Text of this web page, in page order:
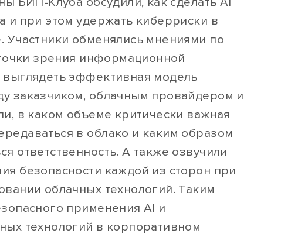
и при этом удержать киберриски в
Участники обменялись мнениями по
зрения информационной
эффективная модель
заказчиком, облачным провайдером и
в каком объеме критически важная
в облако и каким образом
ответственность. А также озвучили
безопасности каждой из сторон при
облачных технологий. Таким
применения AI и
технологий в корпоративном